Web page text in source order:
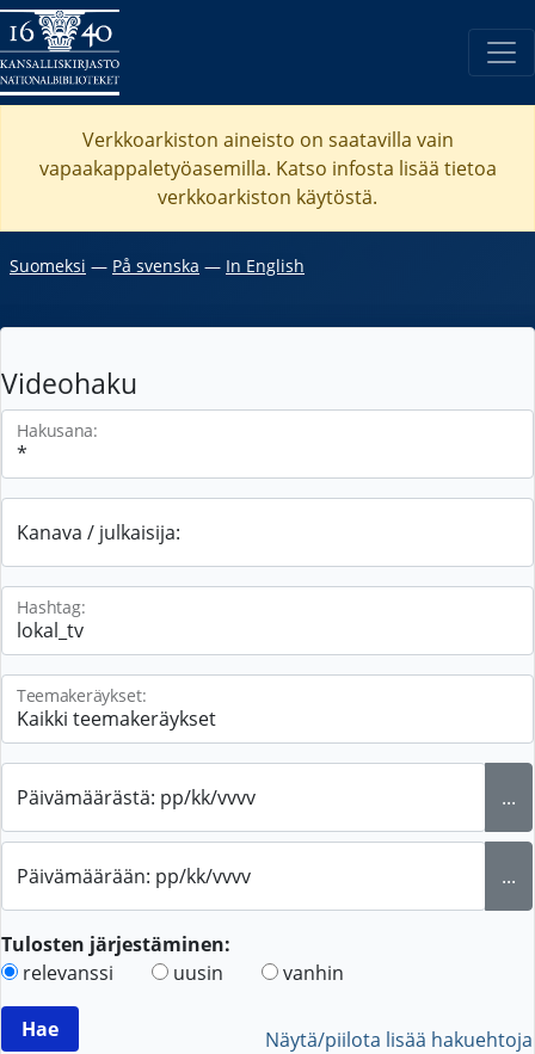
Verkkoarkiston aineisto on saatavilla vain
vapaakappaletyöasemilla. Katso infosta lisää tietoa
verkkoarkiston käytöstä.
Suomeksi ― På svenska ― In English
Videohaku
Hakusana:
Kanava / julkaisija:
Hashtag:
Teemakeräykset:
Päivämäärästä: pp/kk/vvvv ...
Päivämäärään: pp/kk/vvvv ...
Tulosten järjestäminen:
relevanssi
uusin vanhin
Näytä/piilota lisää hakuehtoja